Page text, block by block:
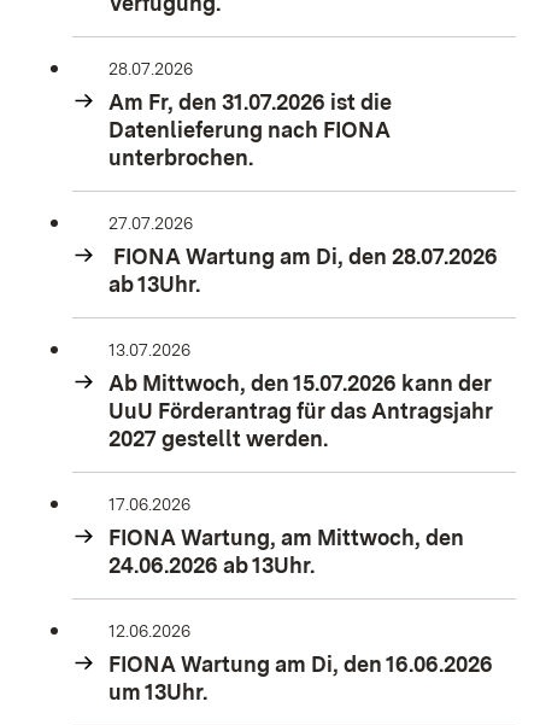
28.07.2026
Am Fr, den 31.07.2026 ist die
Datenlieferung nach FIONA
unterbrochen.
27.07.2026
FIONA Wartung am Di, den 28.07.2026
ab 13Uhr.
13.07.2026
Ab Mittwoch, den 15.07.2026 kann der
UuU Förderantrag für das Antragsjahr
2027 gestellt werden.
17.06.2026
FIONA Wartung, am Mittwoch, den
24.06.2026 ab 13Uhr.
12.06.2026
FIONA Wartung am Di, den 16.06.2026
um 13Uhr.